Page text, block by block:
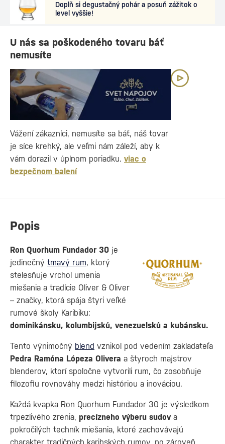
Doplň si degustačný pohár a posuň zážitok o
level vyššie!
Popis
Ron Quorhum Fundador 30 je
jedinečný tmavý rum, ktorý
stelesňuje vrchol umenia
miešania a tradície Oliver & Oliver
– značky, ktorá spája štyri veľké
rumové školy Karibiku:
dominikánsku, kolumbijskú, venezuelskú a kubánsku.
Tento výnimočný blend vznikol pod vedením zakladateľa
Pedra Ramóna Lópeza Olivera a štyroch majstrov
blenderov, ktorí spoločne vytvorili rum, čo zosobňuje
filozofiu rovnováhy medzi históriou a inováciou.
Každá kvapka Ron Quorhum Fundador 30 je výsledkom
trpezlivého zrenia, precízneho výberu sudova
pokročilých techník miešania, ktoré zachovávajú
U nás sa poškodeného tovaru báť
nemusíte
Vážení zákazníci, nemusíte sa báť, náš tovar
je síce krehký, ale veľmi nám záleží, aby k
vám dorazil v úplnom poriadku. viac o
bezpečnom balení